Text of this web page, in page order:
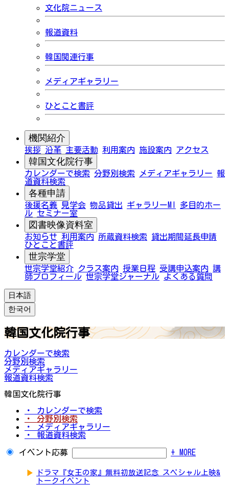
文化院ニュース
報道資料
韓国関連行事
メディアギャラリー
ひとこと書評
機関紹介
挨拶 沿革 主要活動 利用案内 施設案内 アクセス
韓国文化院行事
カレンダーで検索 分野別検索 メディアギャラリー 報
道資料検索
各種申請
後援名義 見学会 物品貸出 ギャラリーMI
多目的ホー
ル セミナー室
図書映像資料室
お知らせ 利用案内 所蔵資料検索
貸出期間延長申請
ひとこと書評
世宗学堂
世宗学堂紹介 クラス案内 授業日程 受講申込案内 講
師プロフィール 世宗学堂ジャーナル よくある質問
日本語
한국어
韓国文化院行事
カレンダーで検索
分野別検索
メディアギャラリー
報道資料検索
韓国文化院行事
・ カレンダーで検索
・ 分野別検索
・ メディアギャラリー
・ 報道資料検索
イベント応募 + MORE
▶
ドラマ『女王の家』無料初放送記念 スペシャル上映&
トークイベント